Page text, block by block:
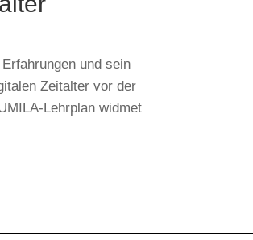
und sein
Zeitalter vor der
Lehrplan widmet